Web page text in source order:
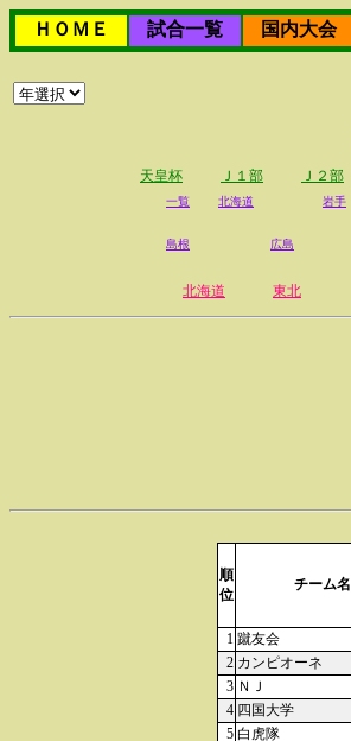
ＨＯＭＥ 試合一覧 国内大会
天皇杯 Ｊ１部 Ｊ２部
一覧 北海道 岩手
島根
広島
北海道 東北
順
位
チーム名
1 蹴友会
2 カンピオーネ
3 ＮＪ
4 四国大学
5 白虎隊